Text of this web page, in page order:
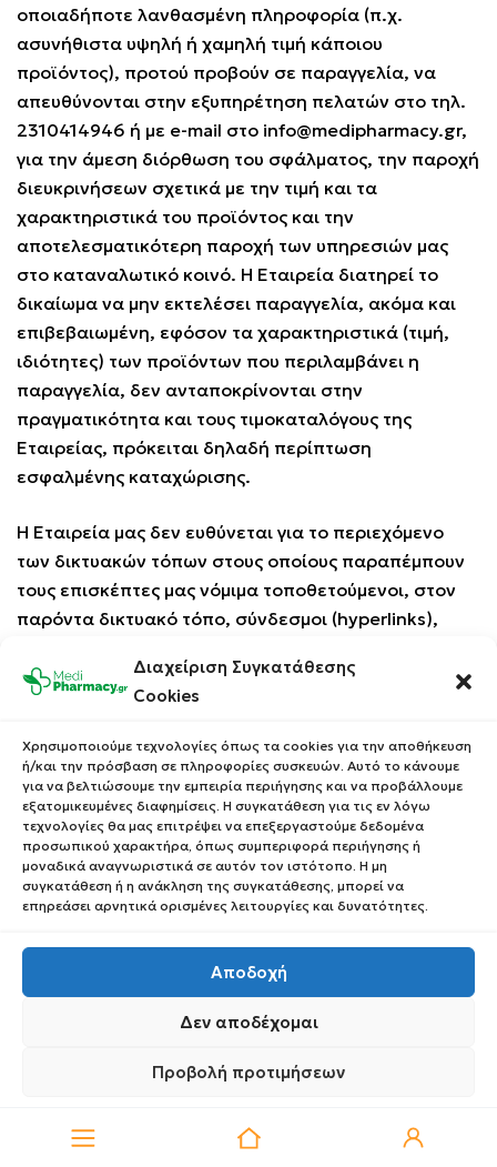
Διαχείριση Συγκατάθεσης
Cookies
Χρησιμοποιούμε τεχνολογίες όπως τα cookies για την αποθήκευση
ή/και την πρόσβαση σε πληροφορίες συσκευών. Αυτό το κάνουμε
για να βελτιώσουμε την εμπειρία περιήγησης και να προβάλλουμε
εξατομικευμένες διαφημίσεις. Η συγκατάθεση για τις εν λόγω
τεχνολογίες θα μας επιτρέψει να επεξεργαστούμε δεδομένα
προσωπικού χαρακτήρα, όπως συμπεριφορά περιήγησης ή
μοναδικά αναγνωριστικά σε αυτόν τον ιστότοπο. Η μη
συγκατάθεση ή η ανάκληση της συγκατάθεσης, μπορεί να
επηρεάσει αρνητικά ορισμένες λειτουργίες και δυνατότητες.
Αποδοχή
Δεν αποδέχομαι
Προβολή προτιμήσεων
οποιαδήποτε λανθασμένη πληροφορία (π.χ.
ασυνήθιστα υψηλή ή χαμηλή τιμή κάποιου
προϊόντος), προτού προβούν σε παραγγελία, να
απευθύνονται στην εξυπηρέτηση πελατών στο τηλ.
2310414946 ή με e-mail στο info@medipharmacy.gr,
για την άμεση διόρθωση του σφάλματος, την παροχή
διευκρινήσεων σχετικά με την τιμή και τα
χαρακτηριστικά του προϊόντος και την
αποτελεσματικότερη παροχή των υπηρεσιών μας
στο καταναλωτικό κοινό. Η Εταιρεία διατηρεί το
δικαίωμα να μην εκτελέσει παραγγελία, ακόμα και
επιβεβαιωμένη, εφόσον τα χαρακτηριστικά (τιμή,
ιδιότητες) των προϊόντων που περιλαμβάνει η
παραγγελία, δεν ανταποκρίνονται στην
πραγματικότητα και τους τιμοκαταλόγους της
Εταιρείας, πρόκειται δηλαδή περίπτωση
εσφαλμένης καταχώρισης.
Η Εταιρεία μας δεν ευθύνεται για το περιεχόμενο
των δικτυακών τόπων στους οποίους παραπέμπουν
τους επισκέπτες μας νόμιμα τοποθετούμενοι, στον
παρόντα δικτυακό τόπο, σύνδεσμοι (hyperlinks),
ευθύνη για τυχόν ζημία του χρήστη από τους
κινδύνους της προηγούμενης παραγράφου και κάθε
αυτοί εκδηλώνονται στο ηλεκτρονικό περιβάλλον
Τραπεζικού ιδρύματος, διαφημιζόμενου φορέα στον
παρόντα ιστοχώρο ή συνεργαζόμενης εταιρείας
ταχυμεταφορών κ.α., ακόμα και αν η παραπομπή σε
αυτούς τους δικτυακούς τόπους γίνεται από
σύνδεσμο στον παρόντα ιστοχώρο «hyperlink»,
περιεχόμενο, τις πληροφορίες, την ασφάλεια των
επισκεπτών και προστασία των προσωπικών
δεδομένων τους και την ποιότητα των παρεχόμενων
και δικαιούχοι αυτών των δικτυακών τόπων, τους